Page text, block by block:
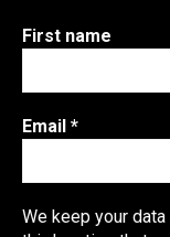
First name
Email *
We keep your